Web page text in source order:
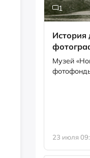
1
Музей
23 июля